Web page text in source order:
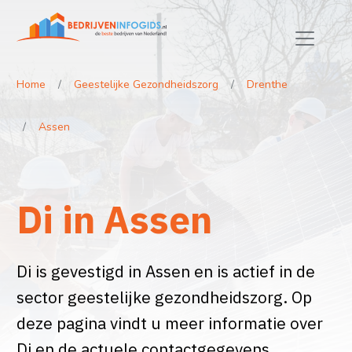
Home Geestelijke Gezondheidszorg Drenthe
Assen
Di in Assen
Di is gevestigd in Assen en is actief in de
sector geestelijke gezondheidszorg. Op
deze pagina vindt u meer informatie over